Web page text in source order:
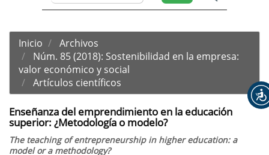
Inicio
Archivos
Núm. 85 (2018): Sostenibilidad en la empresa:
valor económico y social
Artículos científicos
Enseñanza del emprendimiento en la educación
superior: ¿Metodología o modelo?
The teaching of entrepreneurship in higher education: a
model or a methodology?